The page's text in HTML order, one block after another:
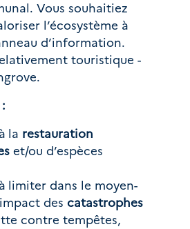
Vous souhaitiez
l’écosystème à
d’information.
touristique -
la restauration
et/ou d’espèces
limiter dans le moyen-
des catastrophes
contre tempêtes,